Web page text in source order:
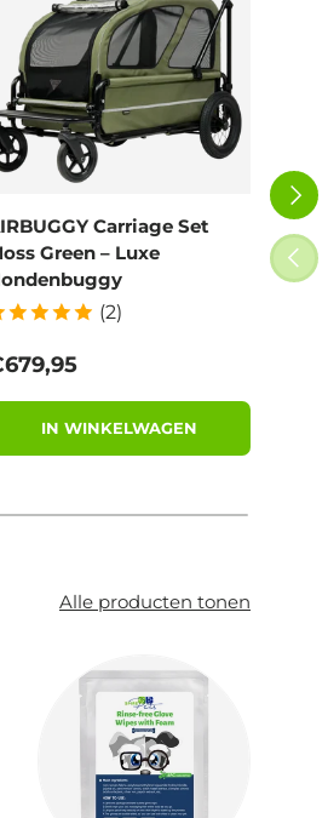
Carriage Set
Green – Luxe
(2)
prijs
IN WINKELWAGEN
Alle producten tonen